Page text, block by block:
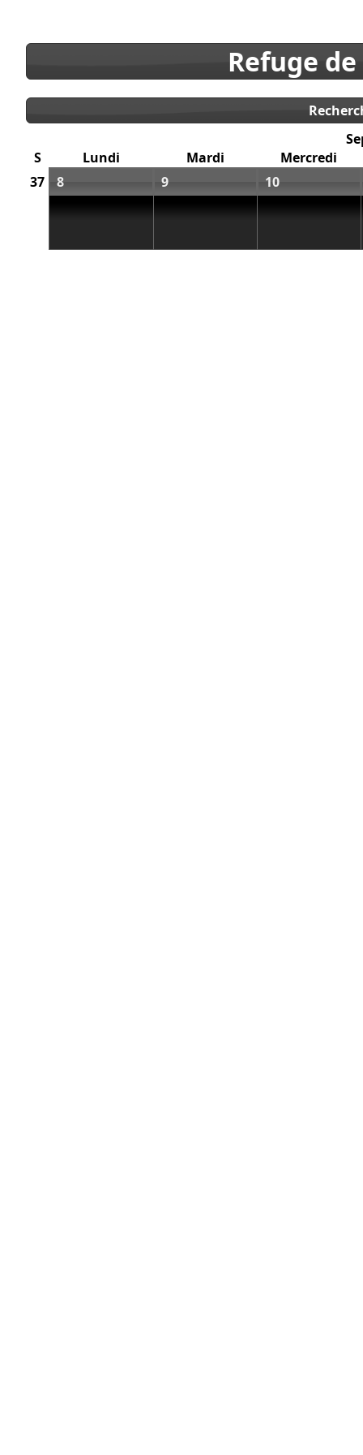
Refuge
S
Lundi Mardi
Mercredi
37
8 9 10